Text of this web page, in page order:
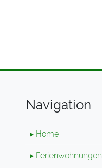
Navigation
▸ Home
▸ Ferienwohnungen